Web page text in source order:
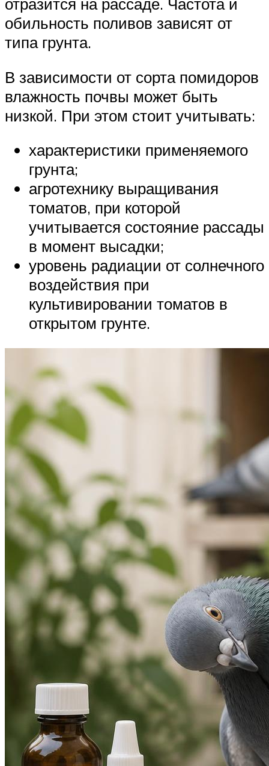
обильность поливов зависят от
типа грунта.
В зависимости от сорта помидоров
влажность почвы может быть
низкой. При этом стоит учитывать:
характеристики применяемого
грунта;
агротехнику выращивания
томатов, при которой
учитывается состояние рассады
в момент высадки;
уровень радиации от солнечного
воздействия при
культивировании томатов в
открытом грунте.